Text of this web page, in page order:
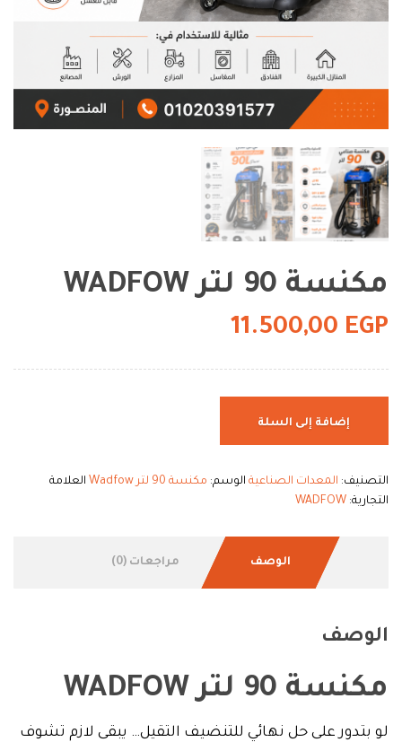
مكنسة 90 لتر WADFOW
11.500,00 EGP
إضافة إلى السلة
التصنيف: المعدات الصناعية الوسم: مكنسة 90 لتر Wadfow
العلامة
التجارية: WADFOW
الوصف مراجعات (0)
الوصف
مكنسة 90 لتر WADFOW
لو بتدور على حل نهائي للتنضيف التقيل… يبقى لازم تشوف